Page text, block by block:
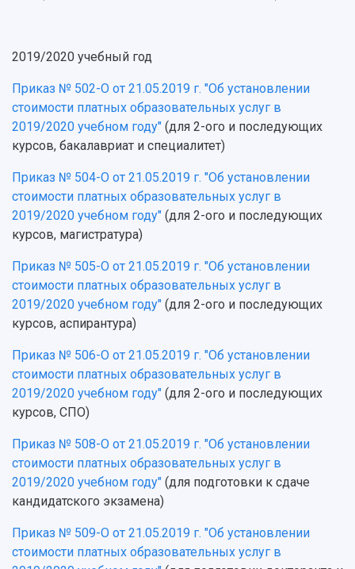
2019/2020 учебный год
Приказ № 502-О от 21.05.2019 г. "Об установлении
стоимости платных образовательных услуг в
2019/2020 учебном году" (для 2-ого и последующих
курсов, бакалавриат и специалитет)
Приказ № 504-О от 21.05.2019 г. "Об установлении
стоимости платных образовательных услуг в
2019/2020 учебном году" (для 2-ого и последующих
курсов, магистратура)
Приказ № 505-О от 21.05.2019 г. "Об установлении
стоимости платных образовательных услуг в
2019/2020 учебном году" (для 2-ого и последующих
курсов, аспирантура)
Приказ № 506-О от 21.05.2019 г. "Об установлении
стоимости платных образовательных услуг в
2019/2020 учебном году" (для 2-ого и последующих
курсов, СПО)
Приказ № 508-О от 21.05.2019 г. "Об установлении
стоимости платных образовательных услуг в
2019/2020 учебном году" (для подготовки к сдаче
кандидатского экзамена)
Приказ № 509-О от 21.05.2019 г. "Об установлении
стоимости платных образовательных услуг в